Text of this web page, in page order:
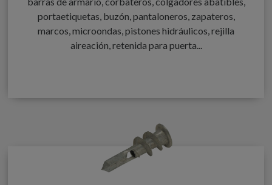
portaetiquetas, buzón, pantaloneros, zapateros,
marcos, microondas, pistones hidráulicos, rejilla
aireación, retenida para puerta...